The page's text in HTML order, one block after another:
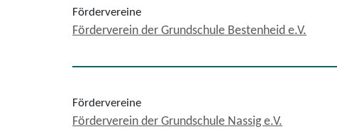
Fördervereine
Förderverein der Grundschule Bestenheid e.V.
Fördervereine
Förderverein der Grundschule Nassig e.V.